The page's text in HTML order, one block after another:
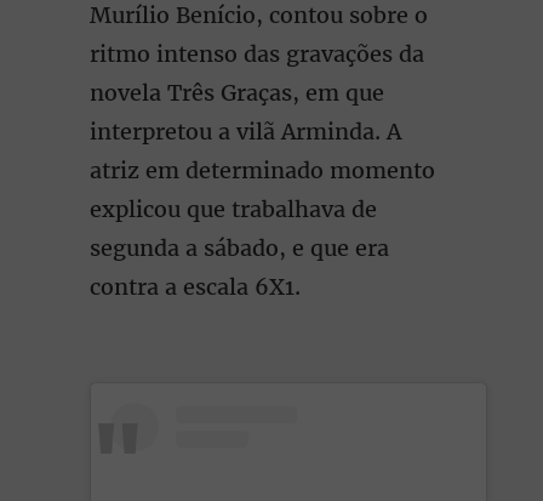
Murílio Benício, contou sobre o
ritmo intenso das gravações da
novela Três Graças, em que
interpretou a vilã Arminda. A
atriz em determinado momento
explicou que trabalhava de
segunda a sábado, e que era
contra a escala 6X1.